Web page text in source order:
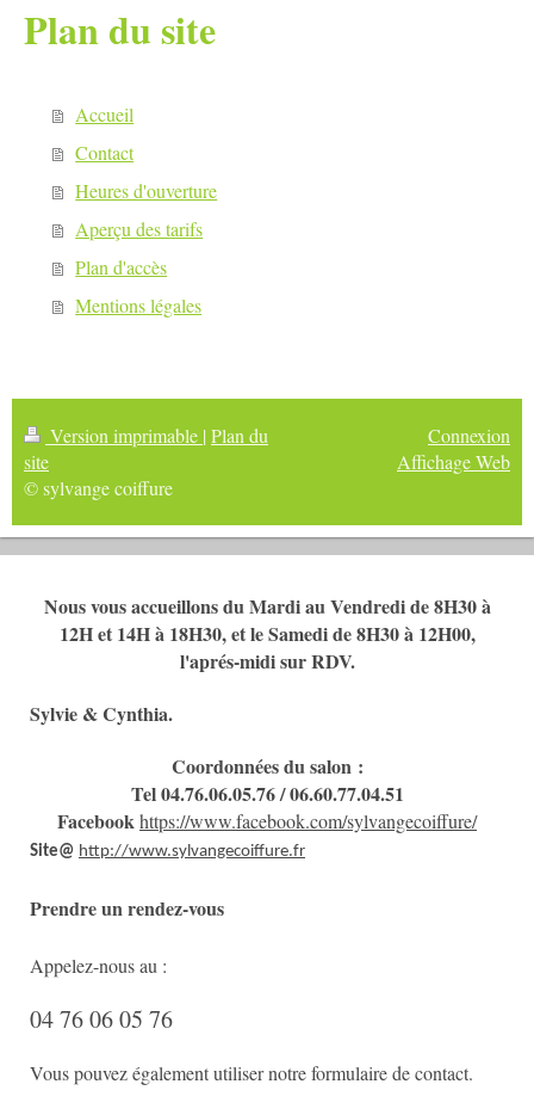
Plan du site
Accueil
Contact
Heures d'ouverture
Aperçu des tarifs
Plan d'accès
Mentions légales
Version imprimable | Plan du
site
© sylvange coiffure
Connexion
Affichage Web
Nous vous accueillons du Mardi au Vendredi de 8H30 à
12H et 14H à 18H30, et le Samedi de 8H30 à 12H00,
l'aprés-midi sur RDV.
Sylvie & Cynthia.
Coordonnées du salon :
Tel 04.76.06.05.76 / 06.60.77.04.51
Facebookhttps://www.facebook.com/sylvangecoiffure/
Site@ http://www.sylvangecoiffure.fr
Prendre un rendez-vous
Appelez-nous au :
04 76 06 05 76
Vous pouvez également utiliser notre formulaire de contact.